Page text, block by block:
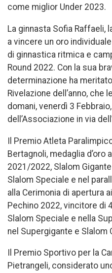
come miglior Under 2023.
La ginnasta Sofia Raffaeli,
a vincere un oro
di ginnastica ritmica e
Round 2022. Con la sua
determinazione ha
Rivelazione dell’anno, che
domani, venerdì 3
dell’Associazione in via
Il Premio Atleta
Bertagnoli, medaglia d’oro
2021/2022, Slalom
Slalom Speciale e nel
alla Cerimonia di apertura
Pechino 2022, vincitore di
Slalom Speciale e nella
nel Supergigante e Slalom
Il Premio Sportivo per la
Pietrangeli, considerato